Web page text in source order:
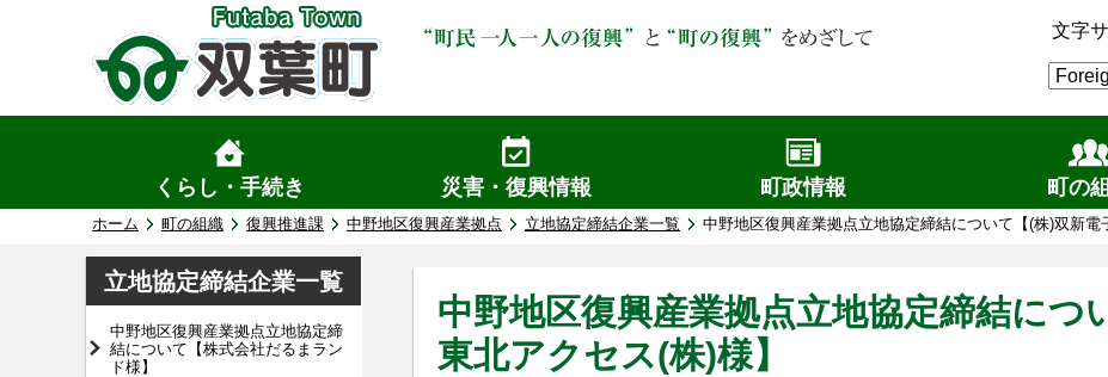
文字
くらし・手続き 災害・復興情報 町政情報 町の
ホーム 町の組織 復興推進課 中野地区復興産業拠点 立地協定締結企業一覧 中野地区復興産業拠点立地協定締結について【(株)双新電
立地協定締結企業一覧
中野地区復興産業拠点立地協定締
結について【株式会社だるまラン
ド様】
中野地区復興産業拠点立地協定締結につ
東北アクセス(株)様】